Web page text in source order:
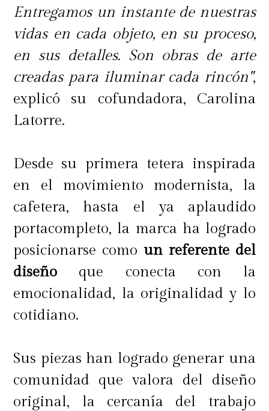
Entregamos un instante de nuestras
vidas en cada objeto, en su proceso,
en sus detalles. Son obras de arte
creadas para iluminar cada rincón",
explicó su cofundadora, Carolina
Latorre.
Desde su primera tetera inspirada
en el movimiento modernista, la
cafetera, hasta el ya aplaudido
portacompleto, la marca ha logrado
posicionarse como un referente del
diseño que conecta con la
emocionalidad, la originalidad y lo
cotidiano.
Sus piezas han logrado generar una
comunidad que valora del diseño
original, la cercanía del trabajo